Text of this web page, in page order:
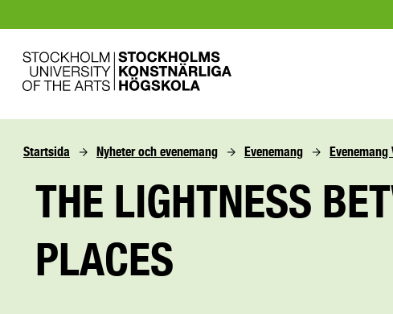
Startsida Nyheter och evenemang Evenemang Evenemang
THE LIGHTNESS
PLACES